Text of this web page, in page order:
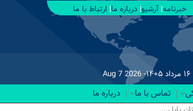
خبرنامه آرشیو درباره ما ارتباط با ما
Aug 7 2026
تماس با ما درباره ما